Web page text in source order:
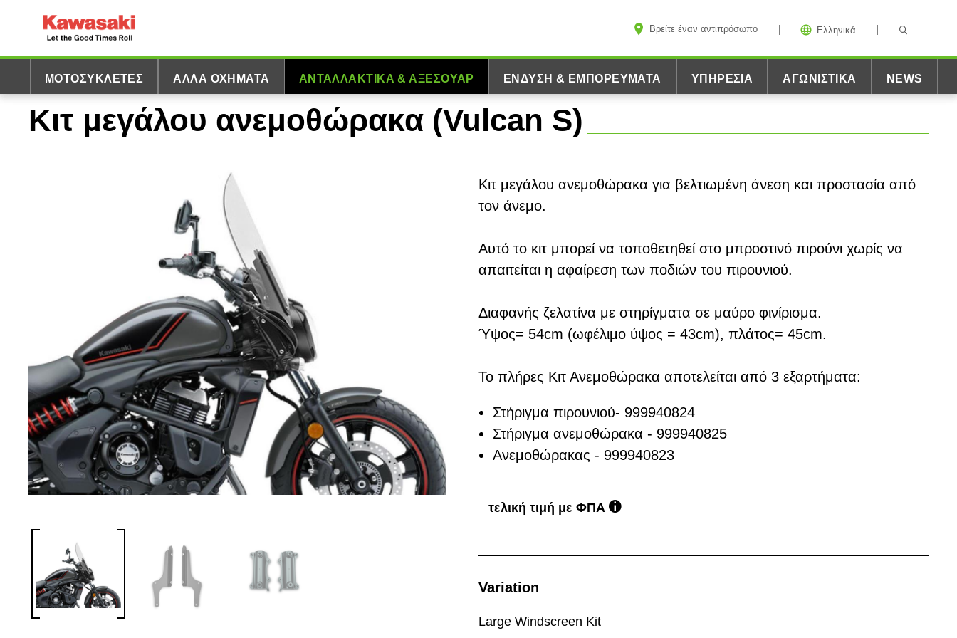
Βρείτε έναν αντιπρόσωπο Ελληνικά
ΜΟΤΟΣΥΚΛΈΤΕΣ ΆΛΛΑ ΟΧΉΜΑΤΑ ΑΝΤΑΛΛΑΚΤΙΚΆ & ΑΞΕΣΟΥΆΡ ΈΝΔΥΣΗ & ΕΜΠΟΡΕΎΜΑΤΑ ΥΠΗΡΕΣΊΑ ΑΓΩΝΙΣΤΙΚΆ NEWS
Κιτ μεγάλου ανεμοθώρακα (Vulcan S)
Κιτ μεγάλου ανεμοθώρακα για βελτιωμένη άνεση και προστασία από
τον άνεμο.
Αυτό το κιτ μπορεί να τοποθετηθεί στο μπροστινό πιρούνι χωρίς να
απαιτείται η αφαίρεση των ποδιών του πιρουνιού.
Διαφανής ζελατίνα με στηρίγματα σε μαύρο φινίρισμα.
Ύψος= 54cm (ωφέλιμο ύψος = 43cm), πλάτος= 45cm.
Το πλήρες Κιτ Ανεμοθώρακα αποτελείται από 3 εξαρτήματα:
Στήριγμα πιρουνιού- 999940824
Στήριγμα ανεμοθώρακα - 999940825
Ανεμοθώρακας - 999940823
τελική τιμή με ΦΠΑ
Variation
Large Windscreen Kit